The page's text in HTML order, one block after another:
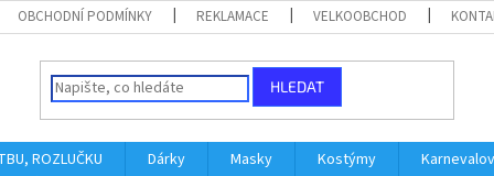
OBCHODNÍ PODMÍNKY REKLAMACE VELKOOBCHOD
HLEDAT
ROZLUČKU Dárky Masky Kostýmy